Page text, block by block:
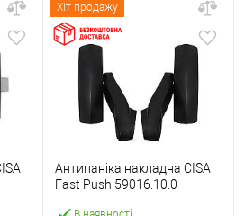
Хіт продажу
Антипаніка накладна CISA
Fast Push 59016.10.0